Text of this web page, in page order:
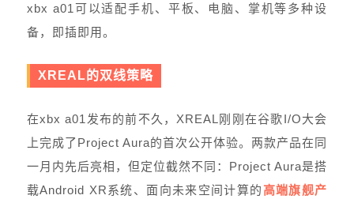
xbx a01可以适配手机、平板、电脑、掌机等多种设
备，即插即用。
XREAL的双线策略
在xbx a01发布的前不久，XREAL刚刚在谷歌I/O大会
上完成了Project Aura的首次公开体验。两款产品在同
一月内先后亮相，但定位截然不同：Project Aura是搭
载Android XR系统、面向未来空间计算的 高端旗舰产